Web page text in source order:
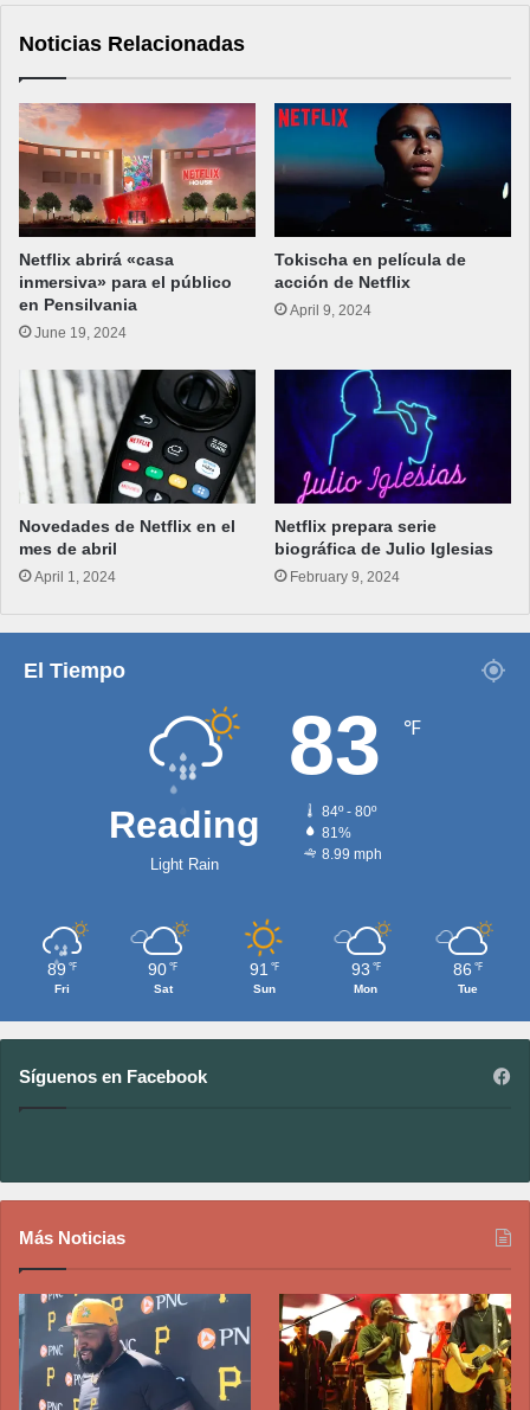
Noticias Relacionadas
Netflix abrirá «casa
inmersiva» para el público
en Pensilvania
June 19, 2024
Tokischa en película de
acción de Netflix
April 9, 2024
Novedades de Netflix en el
mes de abril
April 1, 2024
Netflix prepara serie
biográfica de Julio Iglesias
February 9, 2024
El Tiempo
Reading
Light Rain
83 ℉
84º - 80º
81%
8.99 mph
89 ℉
Fri
90 ℉
Sat
91 ℉
Sun
93 ℉
Mon
86 ℉
Tue
Síguenos en Facebook
Más Noticias